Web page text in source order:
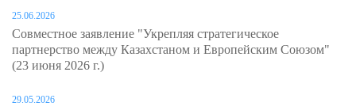
25.06.2026
Совместное заявление "Укрепляя стратегическое
партнерство между Казахстаном и Европейским Союзом"
(23 июня 2026 г.)
29.05.2026